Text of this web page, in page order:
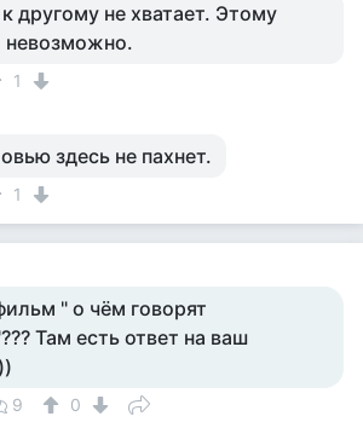
другому не хватает. Этому
невозможно.
1
здесь не пахнет.
1
" о чём говорят
Там есть ответ на ваш
9
0